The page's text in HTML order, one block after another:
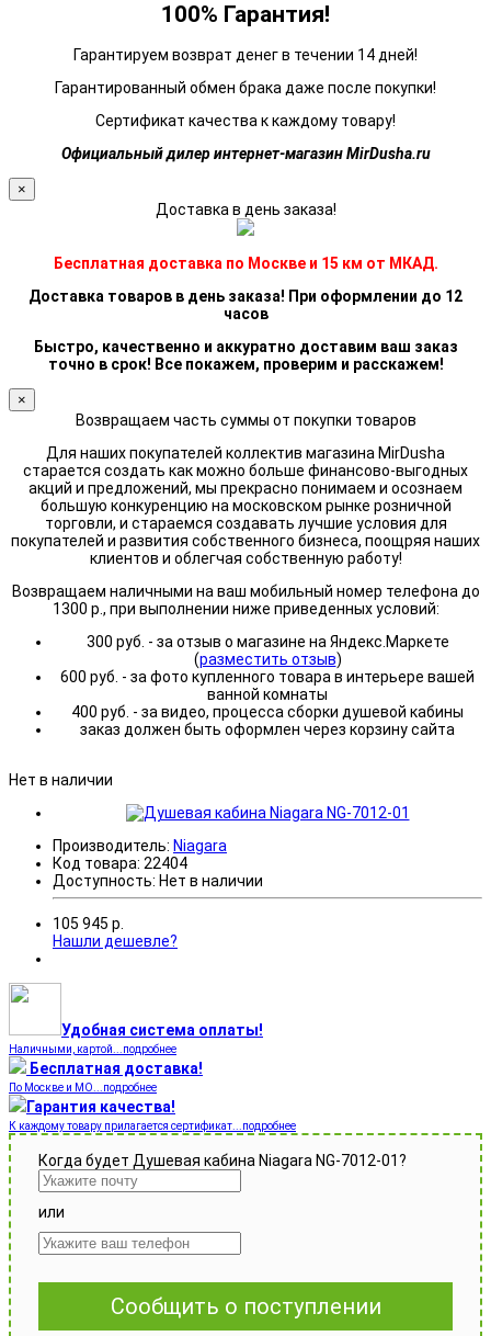
100% Гарантия!
Гарантируем возврат денег в течении 14 дней!
Гарантированный обмен брака даже после покупки!
Сертификат качества к каждому товару!
Официальный дилер интернет-магазин MirDusha.ru
×
Доставка в день заказа!
Бесплатная доставка по Москве и 15 км от МКАД.
Доставка товаров в день заказа! При оформлении до 12
часов
Быстро, качественно и аккуратно доставим ваш заказ
точно в срок! Все покажем, проверим и расскажем!
×
Возвращаем часть суммы от покупки товаров
Для наших покупателей коллектив магазина MirDusha
старается создать как можно больше финансово-выгодных
акций и предложений, мы прекрасно понимаем и осознаем
большую конкуренцию на московском рынке розничной
торговли, и стараемся создавать лучшие условия для
покупателей и развития собственного бизнеса, поощряя наших
клиентов и облегчая собственную работу!
Возвращаем наличными на ваш мобильный номер телефона до
1300 р., при выполнении ниже приведенных условий:
300 руб. - за отзыв о магазине на Яндекс.Маркете
(разместить отзыв)
600 руб. - за фото купленного товара в интерьере вашей
ванной комнаты
400 руб. - за видео, процесса сборки душевой кабины
заказ должен быть оформлен через корзину сайта
Нет в наличии
Производитель: Niagara
Код товара: 22404
Доступность: Нет в наличии
105 945 р.
Нашли дешевле?
Удобная система оплаты!
Наличными, картой...подробнее
Бесплатная доставка!
По Москве и МО...подробнее
Гарантия качества!
К каждому товару прилагается сертификат...подробнее
Когда будет Душевая кабина Niagara NG-7012-01?
или
Сообщить о поступлении